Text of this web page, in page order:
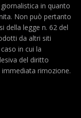
in quanto
Non può pertanto
della legge n. 62 del
da altri siti
in cui la
del diritto
rimozione.